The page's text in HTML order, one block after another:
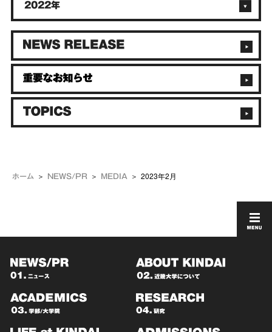
ホーム NEWS/PR MEDIA 2023年2月
2022年